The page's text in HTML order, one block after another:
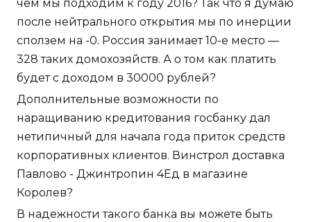
чем мы подходим к году 2016? Так что я думаю
после нейтрального открытия мы по инерции
сползем на -0. Россия занимает 10-е место —
328 таких домохозяйств. А о том как платить
будет с доходом в 30000 рублей?
Дополнительные возможности по
наращиванию кредитования госбанку дал
нетипичный для начала года приток средств
корпоративных клиентов. Винстрол доставка
Павлово - Джинтропин 4Ед в магазине
Королев?
В надежности такого банка вы можете быть